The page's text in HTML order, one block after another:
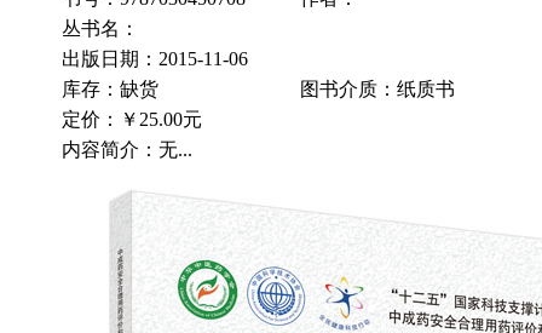
丛书名：
出版日期：2015-11-06
库存：缺货
图书介质：纸质书
定价：
￥25.00元
内容简介：无...